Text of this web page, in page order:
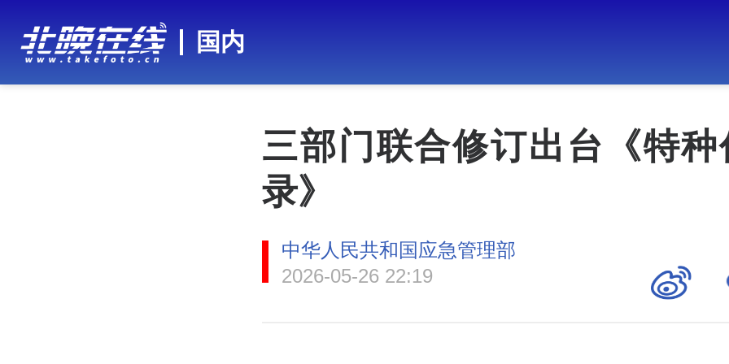
国内
三部门联合修订出台《特种
录》
中华人民共和国应急管理部
2026-05-26 22:19